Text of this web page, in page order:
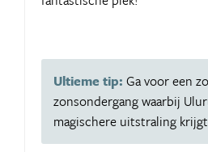
Ultieme tip: Ga voor een
zonsondergang waarbij
magischere uitstraling